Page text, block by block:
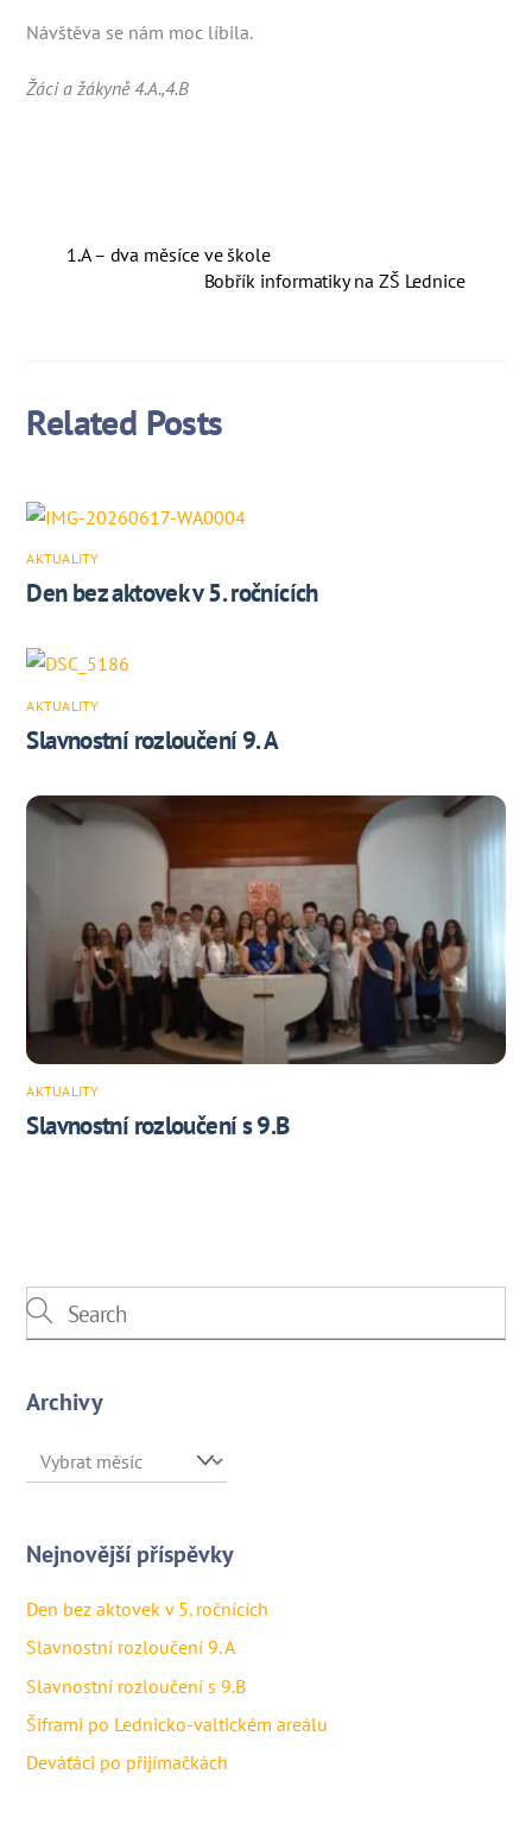
Návštěva se nám moc líbila.
Žáci a žákyně 4.A.,4.B
1.A – dva měsíce ve škole
Bobřík informatiky na ZŠ Lednice
Related Posts
AKTUALITY
Den bez aktovek v 5. ročnících
AKTUALITY
Slavnostní rozloučení 9. A
AKTUALITY
Slavnostní rozloučení s 9.B
Archivy
Archivy
Nejnovější příspěvky
Den bez aktovek v 5. ročnících
Slavnostní rozloučení 9. A
Slavnostní rozloučení s 9.B
Šiframi po Lednicko-valtickém areálu
Deváťáci po přijímačkách